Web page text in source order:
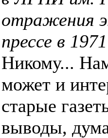
отражения
прессе в
Никому...
может и
старые
выводы,